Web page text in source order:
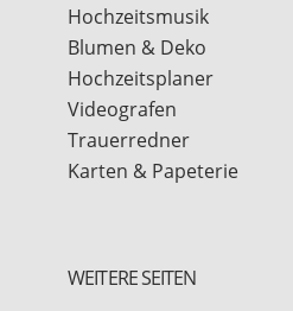
Hochzeitsmusik
Blumen & Deko
Hochzeitsplaner
Videografen
Trauerredner
Karten & Papeterie
WEITERE SEITEN